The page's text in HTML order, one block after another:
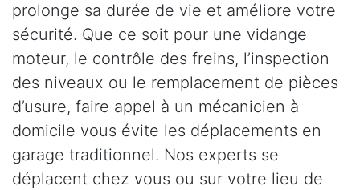
prolonge sa durée de vie et améliore votre
sécurité. Que ce soit pour une vidange
moteur, le contrôle des freins, l’inspection
des niveaux ou le remplacement de pièces
d’usure, faire appel à un mécanicien à
domicile vous évite les déplacements en
garage traditionnel. Nos experts se
déplacent chez vous ou sur votre lieu de